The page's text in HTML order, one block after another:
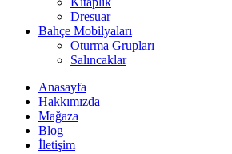
Dresuar
Bahçe Mobilyaları
Oturma Grupları
Salıncaklar
Anasayfa
Hakkımızda
Mağaza
Blog
İletişim